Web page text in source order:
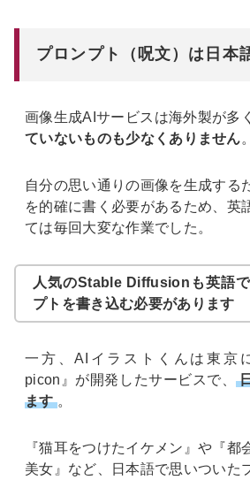
プロンプト（呪文）は日本
画像生成AIサービスは海外製が多
ていないものも少なくありません。
自分の思い通りの画像を生成する
を的確に書く必要があるため、英
ては毎回大変な作業でした。
人気のStable Diffusionも英語
プトを書き込む必要があります
一方、AIイラストくんは東京
picon』が開発したサービスで、
ます 。
『猫耳をつけたイケメン』や『都
美女』など、日本語で思いついた